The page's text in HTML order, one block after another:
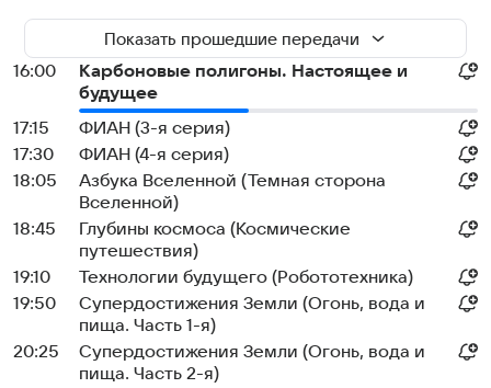
Показать прошедшие передачи
16:00
Карбоновые полигоны. Настоящее и
будущее
17:15
ФИАН (3-я серия)
17:30
ФИАН (4-я серия)
18:05
Азбука Вселенной (Темная сторона
Вселенной)
18:45
Глубины космоса (Космические
путешествия)
19:10
Технологии будущего (Робототехника)
19:50
Супердостижения Земли (Огонь, вода и
пища. Часть 1-я)
20:25
Супердостижения Земли (Огонь, вода и
пища. Часть 2-я)